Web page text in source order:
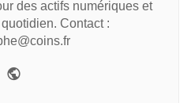
des actifs numériques et
Contact :